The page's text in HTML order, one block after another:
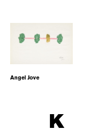
Angel Jove
K